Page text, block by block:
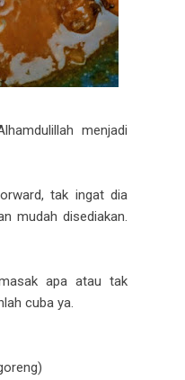
menjadi
tak ingat dia
mudah disediakan.
apa atau tak
cuba ya.